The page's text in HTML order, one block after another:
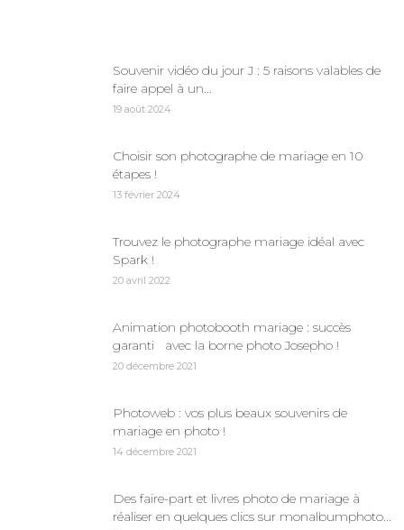
Souvenir vidéo du jour J : 5 raisons valables de
faire appel à un...
19 août 2024
Choisir son photographe de mariage en 10
étapes !
13 février 2024
Trouvez le photographe mariage idéal avec
Spark !
20 avril 2022
Animation photobooth mariage : succès
garanti avec la borne photo Josepho !
20 décembre 2021
Photoweb : vos plus beaux souvenirs de
mariage en photo !
14 décembre 2021
Des faire-part et livres photo de mariage à
réaliser en quelques clics sur monalbumphoto...